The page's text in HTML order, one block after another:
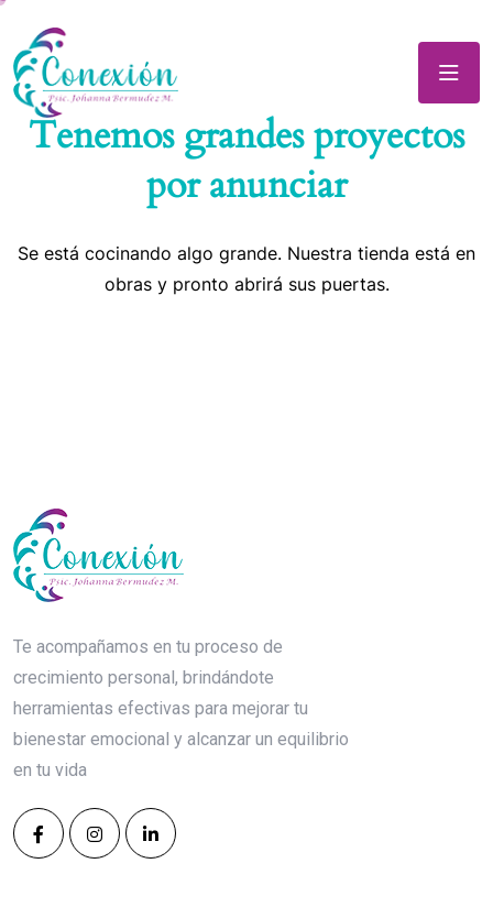
Tenemos grandes proyectos
por anunciar
Se está cocinando algo grande. Nuestra tienda está en
obras y pronto abrirá sus puertas.
Te acompañamos en tu proceso de
crecimiento personal, brindándote
herramientas efectivas para mejorar tu
bienestar emocional y alcanzar un equilibrio
en tu vida